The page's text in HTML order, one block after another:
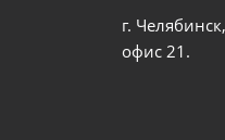
г.
офис 21.